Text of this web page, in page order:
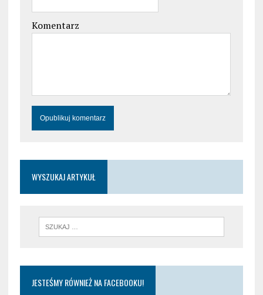
Komentarz
WYSZUKAJ ARTYKUŁ
JESTEŚMY RÓWNIEŻ NA FACEBOOKU!